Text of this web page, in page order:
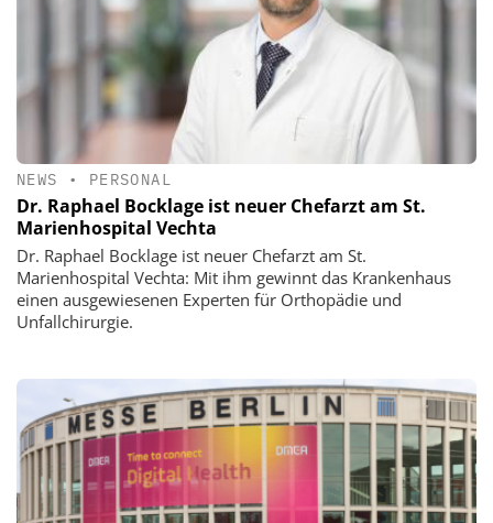
NEWS • PERSONAL
Dr. Raphael Bocklage ist neuer Chefarzt am St.
Marienhospital Vechta
Dr. Raphael Bocklage ist neuer Chefarzt am St.
Marienhospital Vechta: Mit ihm gewinnt das Krankenhaus
einen ausgewiesenen Experten für Orthopädie und
Unfallchirurgie.